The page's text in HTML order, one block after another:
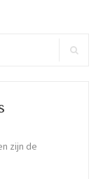
zijn de